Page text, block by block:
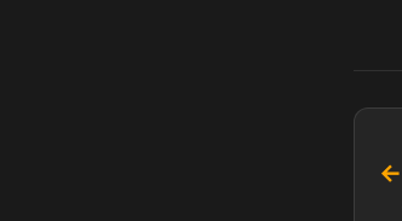
←